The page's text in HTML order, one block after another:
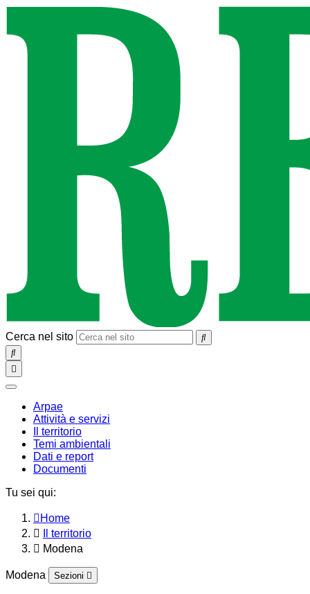
Cerca nel sito
SEARCH
Toggle
navigation
chiudi
Arpae
Attività e servizi
Il territorio
Temi ambientali
Dati e report
Documenti
Tu sei qui:
Home
Il territorio
Modena
Modena Sezioni